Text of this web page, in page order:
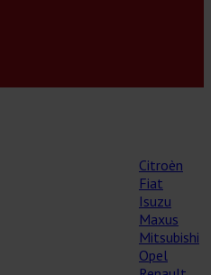
Citroèn
Fiat
Isuzu
Maxus
Mitsubishi
Opel